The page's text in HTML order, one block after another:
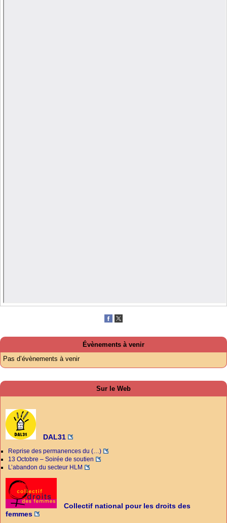
Évènements à venir
Pas d’évènements à venir
Sur le Web
DAL31
Reprise des permanences du (…)
13 Octobre – Soirée de soutien
L’abandon du secteur HLM
Collectif national pour les droits des
femmes